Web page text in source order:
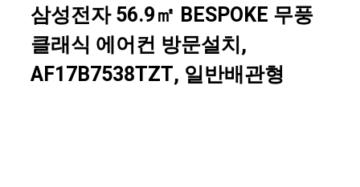
삼성전자 56.9㎡ BESPOKE 무풍
클래식 에어컨 방문설치,
AF17B7538TZT, 일반배관형